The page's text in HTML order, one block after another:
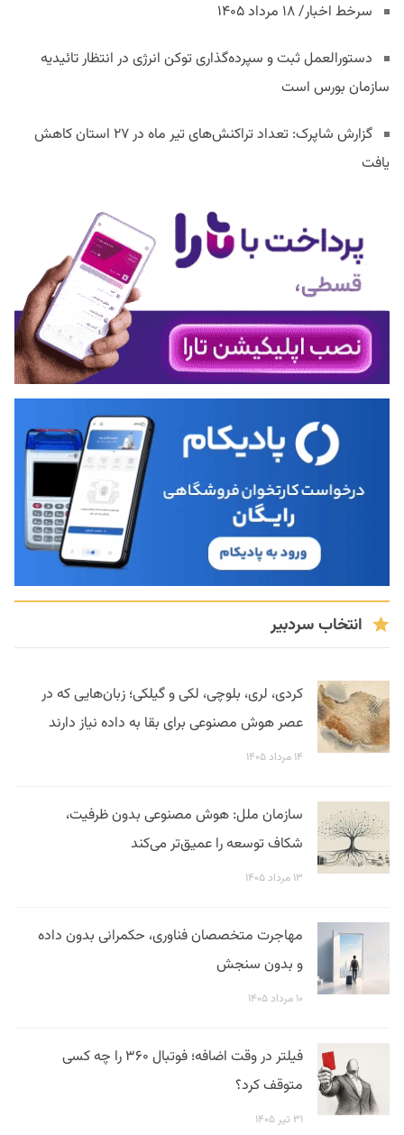
سرخط اخبار/ ۱۸ مرداد ۱۴۰۵
دستورالعمل ثبت و سپرده‌گذاری توکن انرژی در انتظار تائیدیه
سازمان بورس است
گزارش شاپرک: تعداد تراکنش‌های تیر ماه در ۲۷ استان‌ کاهش
یافت
انتخاب سردبیر
کردی، لری، بلوچی، لکی و گیلکی؛ زبان‌هایی که در
عصر هوش مصنوعی برای بقا به داده نیاز دارند
۱۴ مرداد ۱۴۰۵
سازمان ملل: هوش مصنوعی بدون ظرفیت،
شکاف توسعه را عمیق‌تر می‌کند
۱۳ مرداد ۱۴۰۵
مهاجرت متخصصان فناوری، حکمرانی بدون داده
و بدون سنجش
۱۰ مرداد ۱۴۰۵
فیلتر در وقت اضافه؛ فوتبال ۳۶۰ را چه کسی
متوقف کرد؟
۳۱ تیر ۱۴۰۵